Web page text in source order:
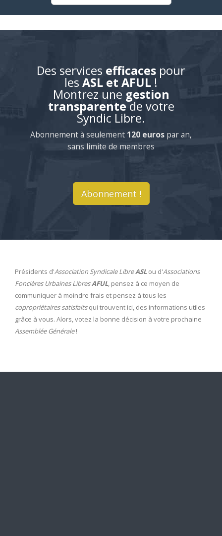
Des services efficaces pour
les ASL et AFUL !
Montrez une gestion
transparentede votre
Syndic Libre.
Abonnement à seulement 120 euros par an,
sans limite de membres
Abonnement !
Présidents d'Association Syndicale LibreASL ou d'Associations
Foncières Urbaines LibresAFUL, pensez à ce moyen de
communiquer à moindre frais et pensez à tous les
copropriétaires satisfaitsqui trouvent ici, des informations utiles
grâce à vous. Alors, votez la bonne décision à votre prochaine
Assemblée Générale!